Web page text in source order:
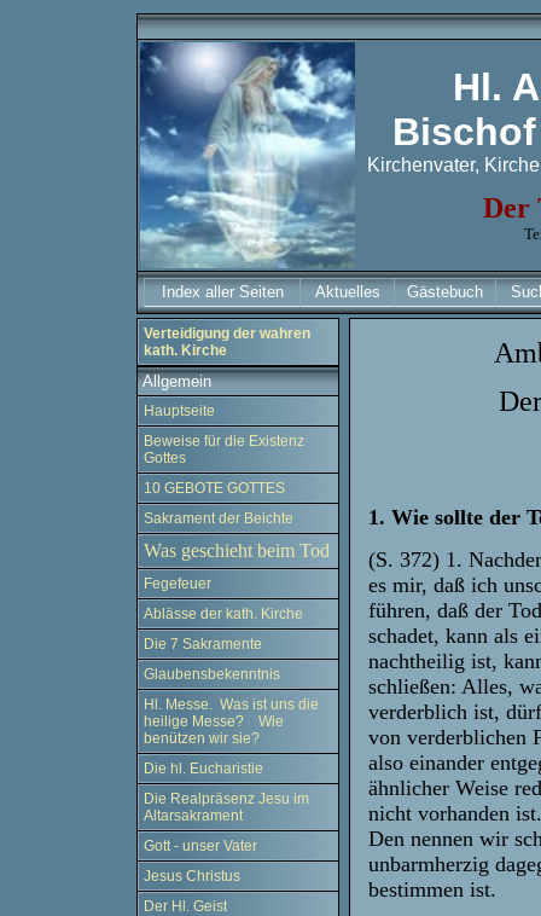
Hl.
Kirchenvater,
Der
Index aller Seiten Aktuelles Gästebuch
Verteidigung der wahren
kath. Kirche
Allgemein
Hauptseite
Beweise für die Existenz
Gottes
10 GEBOTE GOTTES
Sakrament der Beichte
Was geschieht beim Tod
Fegefeuer
Ablässe der kath. Kirche
Die 7 Sakramente
Glaubensbekenntnis
Hl. Messe. Was ist uns die
heilige Messe? Wie
benützen wir sie?
Die hl. Eucharistie
Die Realpräsenz Jesu im
Altarsakrament
Gott - unser Vater
Jesus Christus
Der Hl. Geist
1. Wie sollte der
(S. 372) 1.
es mir, daß ich
führen, daß der
schadet, kann als
nachtheilig ist,
schließen: Alles,
verderblich ist,
von verderblichen
also einander
ähnlicher Weise
nicht vorhanden
Den nennen wir
unbarmherzig
bestimmen ist.